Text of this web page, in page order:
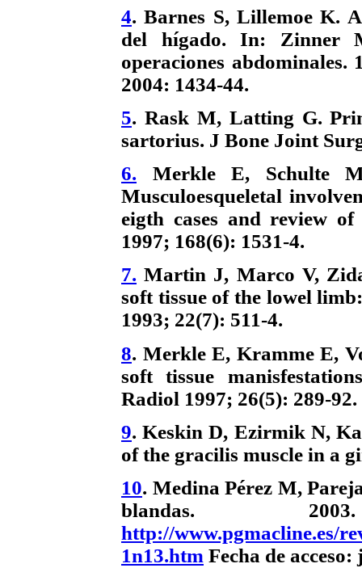
4. Barnes S, Lillemoe K.
del hígado. In: Zinner
operaciones abdominales.
2004: 1434-44.
5. Rask M, Latting G.
sartorius. J Bone Joint
6. Merkle E, Schulte
Musculoesqueletal
eigth cases and review
1997; 168(6): 1531-4.
7. Martin J, Marco V,
soft tissue of the lowel
1993; 22(7): 511-4.
8. Merkle E, Kramme E,
soft tissue
Radiol 1997; 26(5): 289-92.
9. Keskin D, Ezirmik N,
of the gracilis muscle in a
10. Medina Pérez M,
blandas.
http://www.pgmacline.es/
1n13.htm Fecha de